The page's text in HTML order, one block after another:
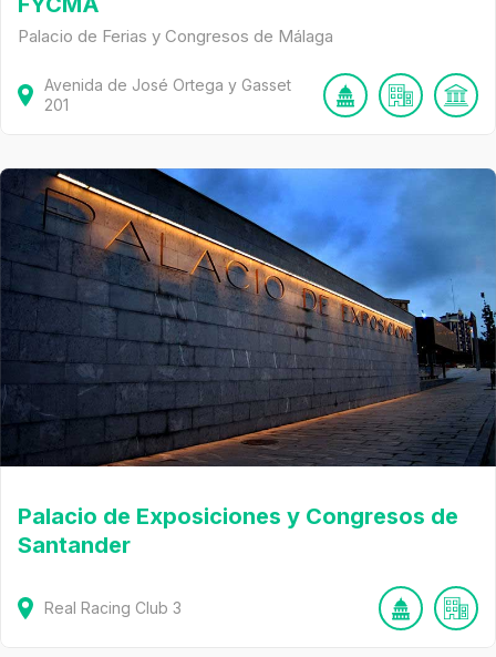
Palacio de Ferias y Congresos de Málaga
Avenida de José Ortega y Gasset
201
Palacio de Exposiciones y Congresos de
Santander
Real Racing Club 3